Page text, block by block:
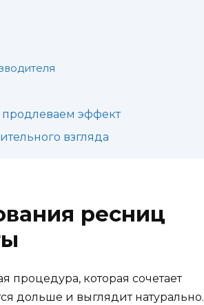
эффект
взгляда
ресниц
процедура, которая сочетает
дольше и выглядит натурально.